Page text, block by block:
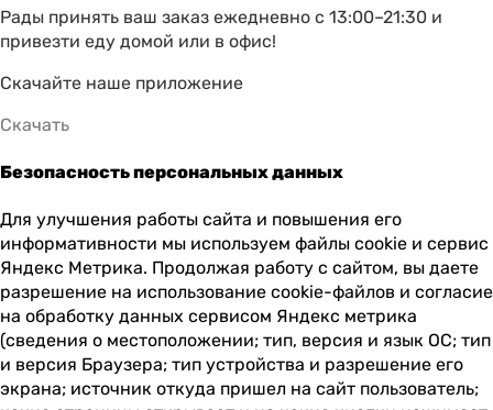
Рады принять ваш заказ ежедневно с 13:00–21:30 и
привезти еду домой или в офис!
Скачайте наше приложение
Скачать
Безопасность персональных данных
Для улучшения работы сайта и повышения его
информативности мы используем файлы cookie и сервис
Яндекс Метрика. Продолжая работу с сайтом, вы даете
разрешение на использование cookie-файлов и согласие
на обработку данных сервисом Яндекс метрика
(сведения о местоположении; тип, версия и язык ОС; тип
и версия Браузера; тип устройства и разрешение его
экрана; источник откуда пришел на сайт пользователь;